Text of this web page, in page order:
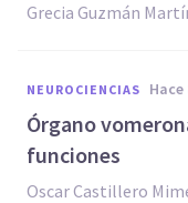
Grecia Guzmán
NEUROCIENCIAS
Órgano
funciones
Oscar Castillero